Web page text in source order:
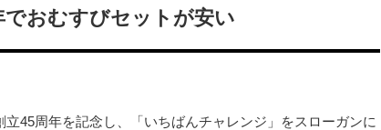
でおむすびセットが安い
45周年を記念し、「いちばんチャレンジ」をスローガンに